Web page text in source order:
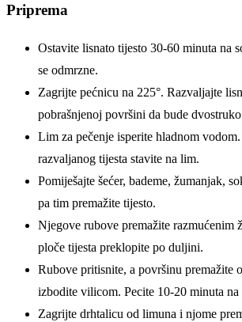
Priprema
Ostavite lisnato tijesto 30-60 minuta na
se odmrzne.
Zagrijte pećnicu na 225°. Razvaljajte
pobrašnjenoj površini da bude
Lim za pečenje isperite hladnom
razvaljanog tijesta stavite na lim.
Pomiješajte šećer, bademe, žumanjak,
pa tim premažite tijesto.
Njegove rubove premažite razmućenim
ploče tijesta preklopite po duljini.
Rubove pritisnite, a površinu premažite
izbodite vilicom. Pecite 10-20 minuta na
Zagrijte drhtalicu od limuna i njome